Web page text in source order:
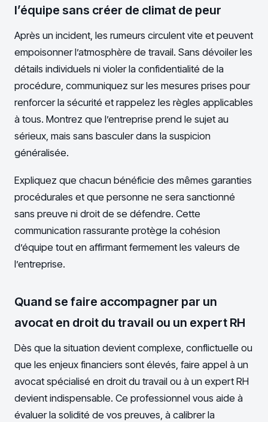
l’équipe sans créer de climat de peur
Après un incident, les rumeurs circulent vite et peuvent
empoisonner l’atmosphère de travail. Sans dévoiler les
détails individuels ni violer la confidentialité de la
procédure, communiquez sur les mesures prises pour
renforcer la sécurité et rappelez les règles applicables
à tous. Montrez que l’entreprise prend le sujet au
sérieux, mais sans basculer dans la suspicion
généralisée.
Expliquez que chacun bénéficie des mêmes garanties
procédurales et que personne ne sera sanctionné
sans preuve ni droit de se défendre. Cette
communication rassurante protège la cohésion
d’équipe tout en affirmant fermement les valeurs de
l’entreprise.
Quand se faire accompagner par un
avocat en droit du travail ou un expert RH
Dès que la situation devient complexe, conflictuelle ou
que les enjeux financiers sont élevés, faire appel à un
avocat spécialisé en droit du travail ou à un expert RH
devient indispensable. Ce professionnel vous aide à
évaluer la solidité de vos preuves, à calibrer la